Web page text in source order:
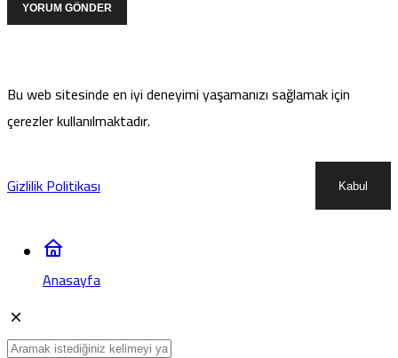
YORUM GÖNDER
Bu web sitesinde en iyi deneyimi yaşamanızı sağlamak için
çerezler kullanılmaktadır.
Gizlilik Politikası Kabul
Anasayfa